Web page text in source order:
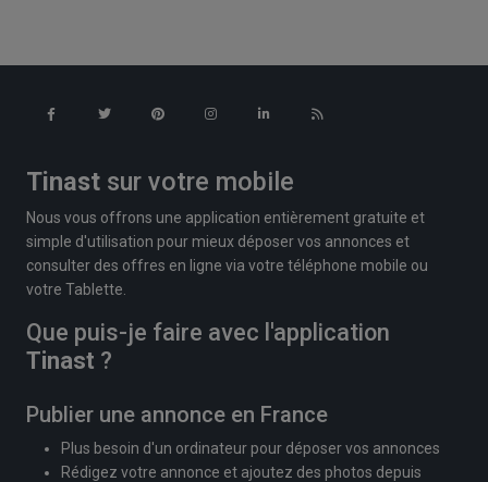
Tinast sur votre mobile
Nous vous offrons une application entièrement gratuite et
simple d'utilisation pour mieux déposer vos annonces et
consulter des offres en ligne via votre téléphone mobile ou
votre Tablette.
Que puis-je faire avec l'application
Tinast ?
Publier une annonce en France
Plus besoin d'un ordinateur pour déposer vos annonces
Rédigez votre annonce et ajoutez des photos depuis